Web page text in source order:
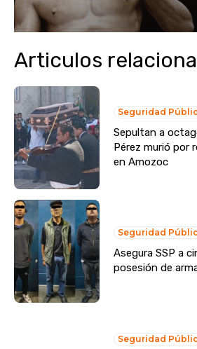
Articulos
Seguridad
Sepultan a
Pérez murió por
en Amozoc
Seguridad
Asegura SSP a
posesión de
Seguridad